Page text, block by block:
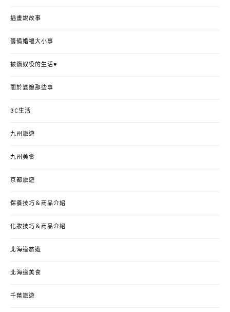
插畫說故事
籌備婚禮大小事
被貓奴役的生活♥
關於婆媳那些事
3C生活
九州旅遊
九州美食
京都旅遊
保養技巧＆商品介紹
化妝技巧＆商品介紹
北海道旅遊
北海道美食
千葉旅遊